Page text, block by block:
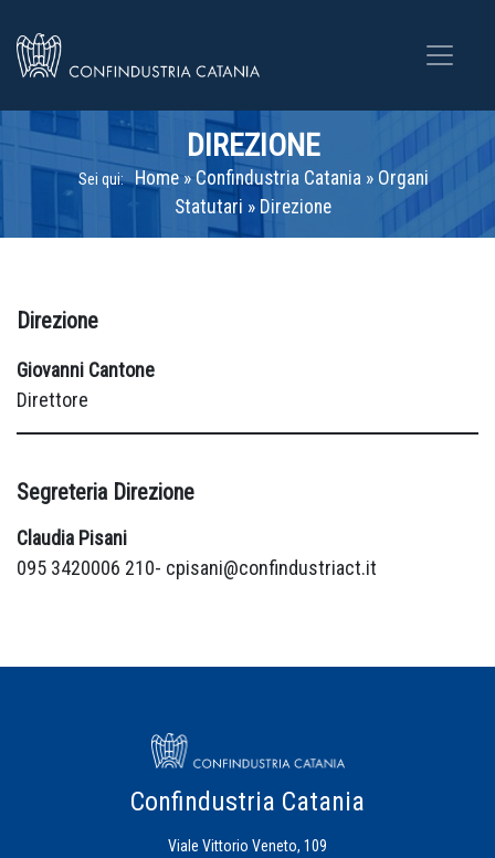
DIREZIONE
Sei qui: Home» Confindustria Catania» Organi
Statutari » Direzione
Direzione
Giovanni Cantone
Direttore
Segreteria Direzione
Claudia Pisani
095 3420006 210- cpisani@confindustriact.it
Confindustria Catania
Viale Vittorio Veneto, 109